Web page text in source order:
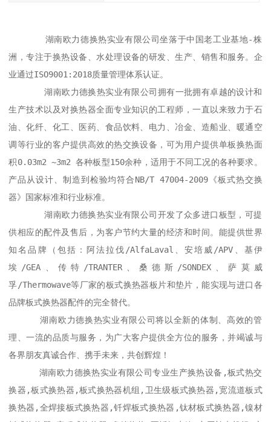
洲，专注于换热设备、水处理设备的研发、生产、销售和服务。企
业通过ISO9001:2018质量管理体系认证。
       湖南欧力德换热实业有限公司拥有一批拥有卓越的设计和
生产技术以及对换热器全面专业知识的工程师，一直以来致力于石
油、化纤、化工、医药、食品饮料、电力、冶金、造船业、暖通空
调等行业的客户提供高效的热交换设备，可为用户提供单板换热面
积0.03m2 ~3m2 各种板型150余种，适用于不同工况的各种要求。
产品从设计、制造到检验均符合NB/T 47004-2009《板式热交换
器》国家标准和行业标准。
       湖南欧力德换热实业有限公司开发了众多进口板型，可提
供相应的配件及售后，为客户节约大量的经济和时间。能提供世界
知名品牌（包括：阿法拉伐/AlfaLaval、安培威/APV、基伊
埃/GEA、传特/TRANTER、桑德斯/SONDEX、萨莫威
孚/Thermowave等厂家的板式换热器板片和垫片，能实现与进口各
品牌板式换热器配件的完全替代。
      湖南欧力德换热实业有限公司将以全新的体制、高效的管
理、一流的品质与服务，为广大客户提供全方位的服务，并竭诚与
各界朋友真诚合作、携手未来，共创辉煌！
换器,板式换热器,板式换热器机组,卫生级板式换热器,宽流道板式
换热器,全焊接板式换热器,钎焊板式换热器,钛材板式换热器,镍材